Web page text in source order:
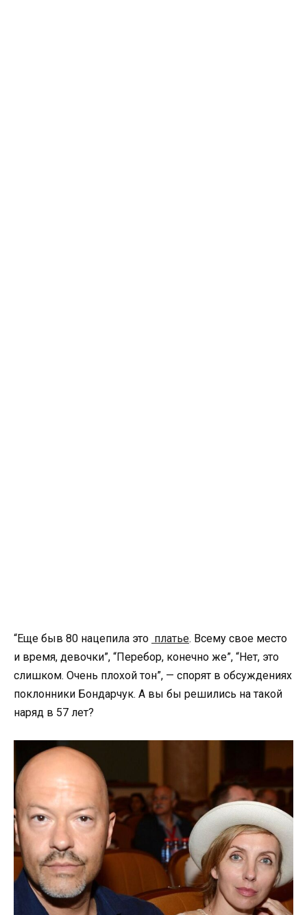
“Еще быв 80 нацепила это платье. Всему свое место
и время, девочки”, “Перебор, конечно же”, “Нет, это
слишком. Очень плохой тон”, — спорят в обсуждениях
поклонники Бондарчук. А вы бы решились на такой
наряд в 57 лет?